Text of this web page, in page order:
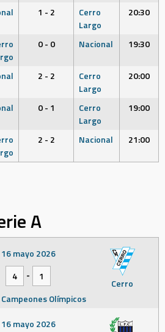
1 - 2
Cerro
Largo
20:30
0 - 0 Nacional 19:30
2 - 2
Cerro
Largo
20:00
0 - 1
Cerro
Largo
19:00
2 - 2 Nacional 21:00
A
Cerro
16 mayo 2026
4
-
1
Olímpicos
16 mayo 2026